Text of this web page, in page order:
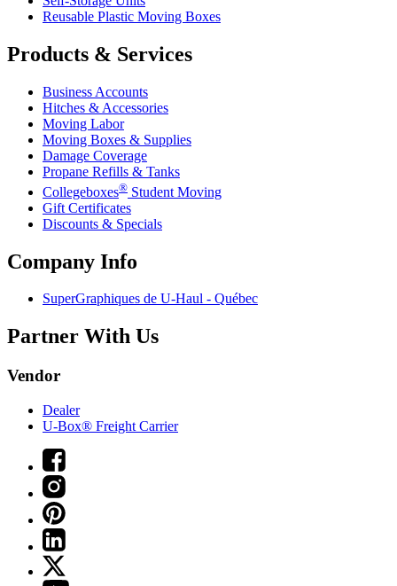
Reusable Plastic Moving Boxes
Products & Services
Business Accounts
Hitches & Accessories
Moving Labor
Moving Boxes & Supplies
Damage Coverage
Propane Refills & Tanks
Collegeboxes® Student Moving
Gift Certificates
Discounts & Specials
Company Info
SuperGraphiques de U-Haul - Québec
Partner With Us
Vendor
Dealer
U-Box® Freight Carrier